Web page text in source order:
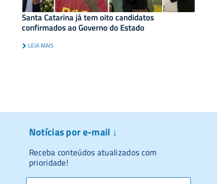
Santa Catarina já tem oito candidatos
confirmados ao Governo do Estado
LEIA MAIS
Notícias por e-mail ↓
Receba conteúdos atualizados com
prioridade!